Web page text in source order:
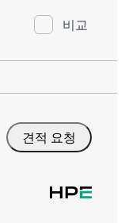
비교
견적 요청